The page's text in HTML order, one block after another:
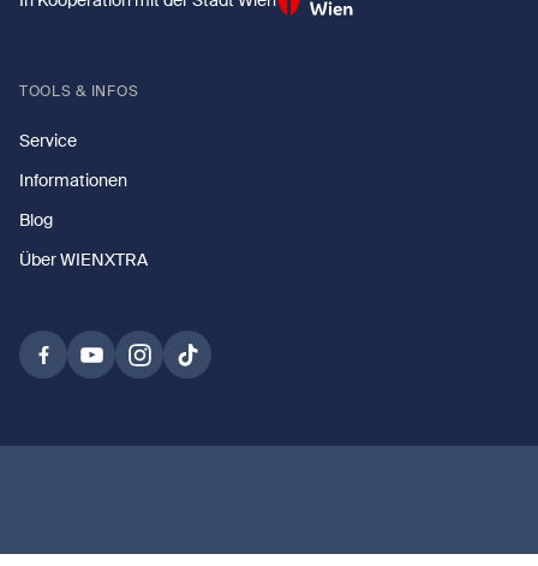
TOOLS & INFOS
Service
Informationen
Blog
Über WIENXTRA